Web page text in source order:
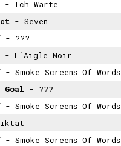
- Ich Warte
- Seven
- ???
- L´aigle Noir
- Smoke Screens Of Words
Goal - ???
- Smoke Screens Of Words
- Smoke Screens Of Words